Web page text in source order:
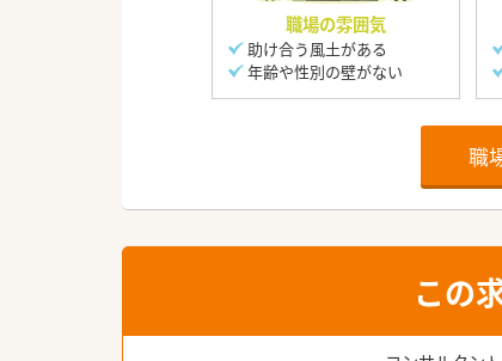
職場の雰囲気
助け合う風土がある
年齢や性別の壁がない
職
この